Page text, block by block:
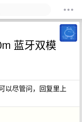
蓝牙双模
以尽管问，回复里上